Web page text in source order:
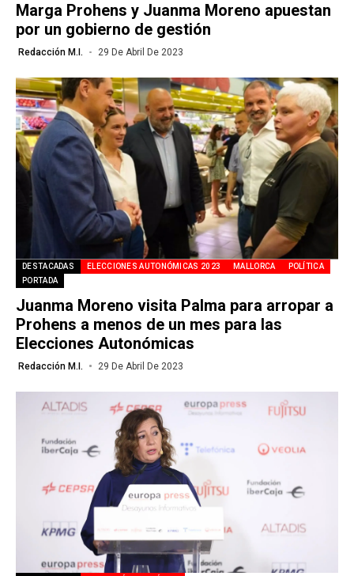
Marga Prohens y Juanma Moreno apuestan
por un gobierno de gestión
Redacción M.I. 29 De Abril De 2023
DESTACADAS ELECCIONES AUTONÓMICAS 2023 MALLORCA
POLÍTICA
PORTADA
Juanma Moreno visita Palma para arropar a
Prohens a menos de un mes para las
Elecciones Autonómicas
Redacción M.I. 29 De Abril De 2023